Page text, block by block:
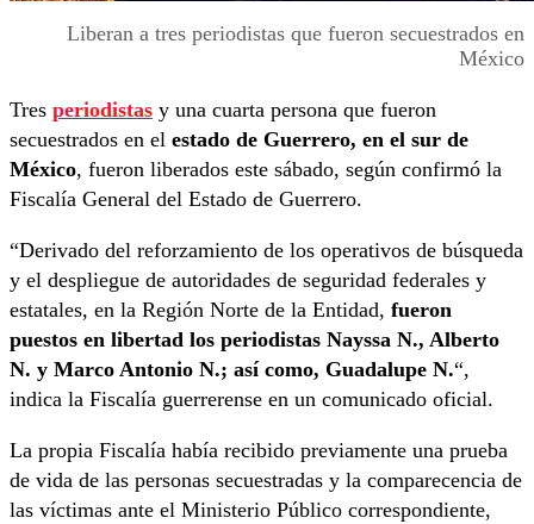
Liberan a tres periodistas que fueron secuestrados en
México
Tres periodistas y una cuarta persona que fueron
secuestrados en el estado de Guerrero, en el sur de
México, fueron liberados este sábado, según confirmó la
Fiscalía General del Estado de Guerrero.
“Derivado del reforzamiento de los operativos de búsqueda
y el despliegue de autoridades de seguridad federales y
estatales, en la Región Norte de la Entidad, fueron
puestos en libertad los periodistas Nayssa N., Alberto
N. y Marco Antonio N.; así como, Guadalupe N.“,
indica la Fiscalía guerrerense en un comunicado oficial.
La propia Fiscalía había recibido previamente una prueba
de vida de las personas secuestradas y la comparecencia de
las víctimas ante el Ministerio Público correspondiente,